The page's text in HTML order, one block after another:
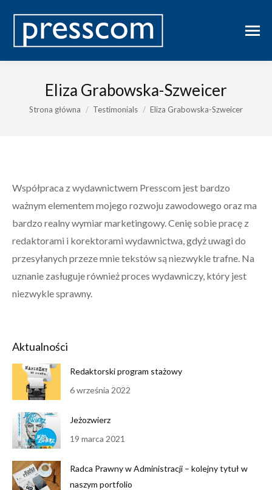
Eliza Grabowska-Szweicer
Jesteś tutaj:
Strona główna Testimonials Eliza Grabowska-Szweicer
Współpraca z wydawnictwem Presscom jest bardzo
ważnym elementem mojego rozwoju zawodowego oraz ma
bardzo realny wymiar marketingowy. Cenię sobie pracę z
redaktorami i korektorami wydawnictwa, gdyż uwagi do
przesyłanych przeze mnie tekstów są niezwykle trafne. Na
uznanie zasługuje również proces wydawniczy, który jest
niezwykle sprawny.
Aktualności
Redaktorski program stażowy
6 września 2022
Jeżozwierz
19 marca 2021
Radca Prawny w Administracji – kolejny tytuł w
naszym portfolio